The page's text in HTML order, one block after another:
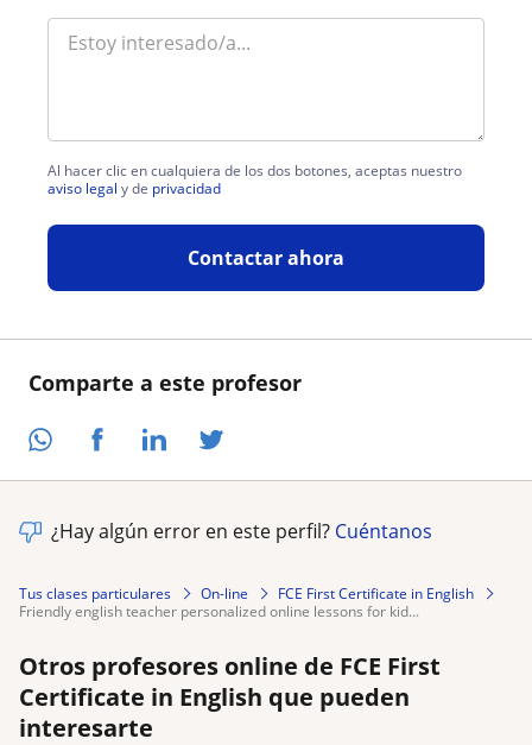
Comparte a este profesor
Al hacer clic en cualquiera de los dos botones, aceptas nuestro
aviso legal y de privacidad
Contactar ahora
¿Hay algún error en este perfil? Cuéntanos
Tus clases particulares On-line
FCE First Certificate in English
friendly english teacher personalized online lessons for kid...
Otros profesores online de FCE First
Certificate in English que pueden
interesarte